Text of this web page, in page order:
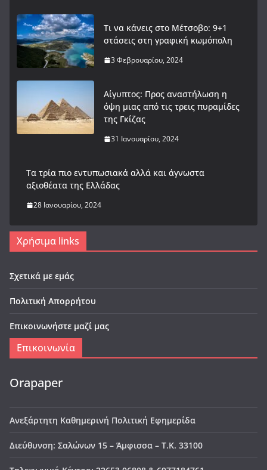
Τι να κάνεις στο Μέτσοβο: 9+1
στάσεις στη γραφική κωμόπολη
3 Φεβρουαρίου, 2024
Αίγυπτος: Προς αναστήλωση η
όψη μιας από τις τρεις πυραμίδες
της Γκίζας
31 Ιανουαρίου, 2024
Tα τρία πιο εντυπωσιακά αλλά και άγνωστα
αξιοθέατα της Ελλάδας
28 Ιανουαρίου, 2024
Χρήσιμα links
Σχετικά με εμάς
Πολιτική Απορρήτου
Επικοινωνήστε μαζί μας
Επικοινωνία
Orapaper
Ανεξάρτητη Καθημερινή Πολιτική Εφημερίδα
Διεύθυνση: Σαλώνων 15 – Άμφισσα – Τ.Κ. 33100